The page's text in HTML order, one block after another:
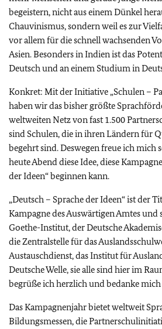
begeistern, nicht aus einem Dünkel
Chauvinismus, sondern weil es zur
vor allem für die schnell wachsenden
Asien. Besonders in Indien ist das
Deutsch und an einem Studium in
Konkret: Mit der Initiative „Schulen –
haben wir das bisher größte
weltweiten Netz von fast 1.500
sind Schulen, die in ihren Ländern für
begehrt sind. Deswegen freue ich mich
heute Abend diese Idee, diese
der Ideen“ beginnen kann.
„Deutsch – Sprache der Ideen“ ist der
Kampagne des Auswärtigen Amtes und
Goethe-Institut, der Deutsche
die Zentralstelle für das
Austauschdienst, das Institut für
Deutsche Welle, sie alle sind hier im
begrüße ich herzlich und bedanke
Das Kampagnenjahr bietet weltweit
Bildungsmessen, die